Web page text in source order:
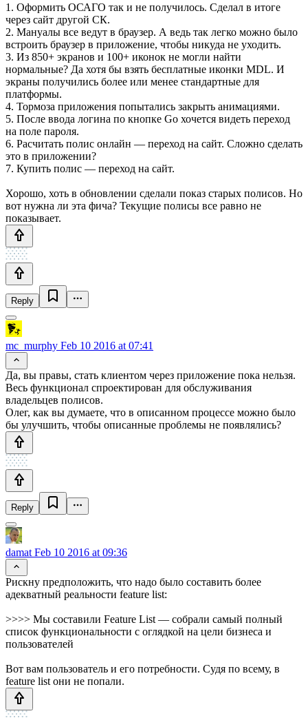
1. Оформить ОСАГО так и не получилось. Сделал в итоге
через сайт другой СК.
2. Мануалы все ведут в браузер. А ведь так легко можно было
встроить браузер в приложение, чтобы никуда не уходить.
3. Из 850+ экранов и 100+ иконок не могли найти
нормальные? Да хотя бы взять бесплатные иконки MDL. И
экраны получились более или менее стандартные для
платформы.
4. Тормоза приложения попытались закрыть анимациями.
5. После ввода логина по кнопке Go хочется видеть переход
на поле пароля.
6. Расчитать полис онлайн — переход на сайт. Сложно сделать
это в приложении?
7. Купить полис — переход на сайт.
Хорошо, хоть в обновлении сделали показ старых полисов. Но
вот нужна ли эта фича? Текущие полисы все равно не
показывает.
Reply
mc_murphy Feb 10 2016 at 07:41
Да, вы правы, стать клиентом через приложение пока нельзя.
Весь функционал спроектирован для обслуживания
владельцев полисов.
Олег, как вы думаете, что в описанном процессе можно было
бы улучшить, чтобы описанные проблемы не появлялись?
Reply
damat Feb 10 2016 at 09:36
Рискну предположить, что надо было составить более
адекватный реальности feature list:
>>>> Мы составили Feature List — собрали самый полный
список функциональности с оглядкой на цели бизнеса и
пользователей
Вот вам пользователь и его потребности. Судя по всему, в
feature list они не попали.